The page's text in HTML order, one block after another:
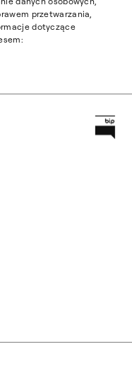
przetwarzania,
dotyczące